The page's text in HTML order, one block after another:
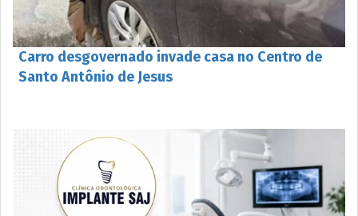
Carro desgovernado invade casa no Centro de
Santo Antônio de Jesus